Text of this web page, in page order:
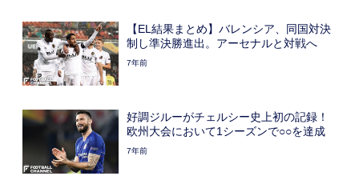
【EL結果まとめ】バレンシア、同国対決
制し準決勝進出。アーセナルと対戦へ
7年前
好調ジルーがチェルシー史上初の記録！
欧州大会において1シーズンで○○を達成
7年前